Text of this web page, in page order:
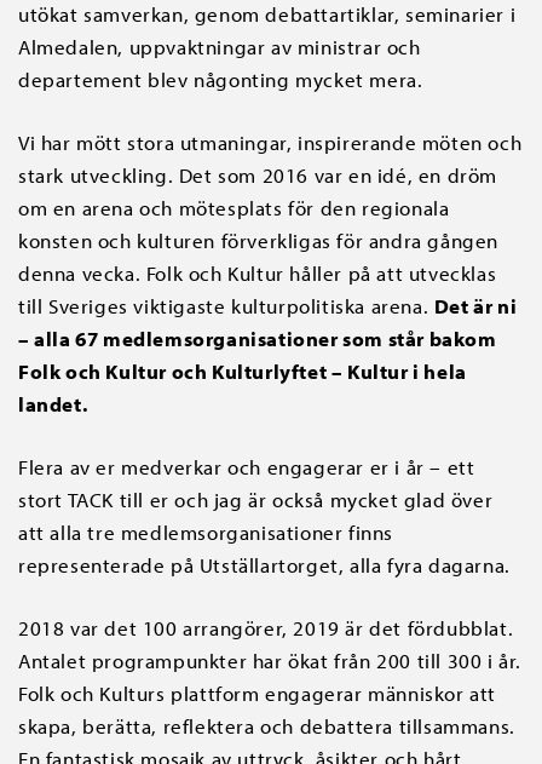
utökat samverkan, genom debattartiklar, seminarier i
Almedalen, uppvaktningar av ministrar och
departement blev någonting mycket mera.
Vi har mött stora utmaningar, inspirerande möten och
stark utveckling. Det som 2016 var en idé, en dröm
om en arena och mötesplats för den regionala
konsten och kulturen förverkligas för andra gången
denna vecka. Folk och Kultur håller på att utvecklas
till Sveriges viktigaste kulturpolitiska arena. Det är ni
– alla 67 medlemsorganisationer som står bakom
Folk och Kultur och Kulturlyftet – Kultur i hela
landet.
Flera av er medverkar och engagerar er i år – ett
stort TACK till er och jag är också mycket glad över
att alla tre medlemsorganisationer finns
representerade på Utställartorget, alla fyra dagarna.
2018 var det 100 arrangörer, 2019 är det fördubblat.
Antalet programpunkter har ökat från 200 till 300 i år.
Folk och Kulturs plattform engagerar människor att
skapa, berätta, reflektera och debattera tillsammans.